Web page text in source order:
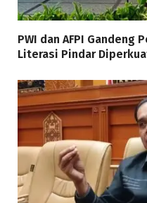
PWI dan AFPI Gandeng
Literasi Pindar